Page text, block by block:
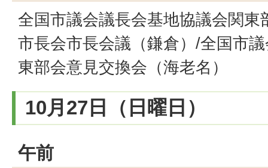
全国市議会議長会基地協議会関東
市長会市長会議（鎌倉）/全国市
東部会意見交換会（海老名）
10月27日（日曜日）
午前